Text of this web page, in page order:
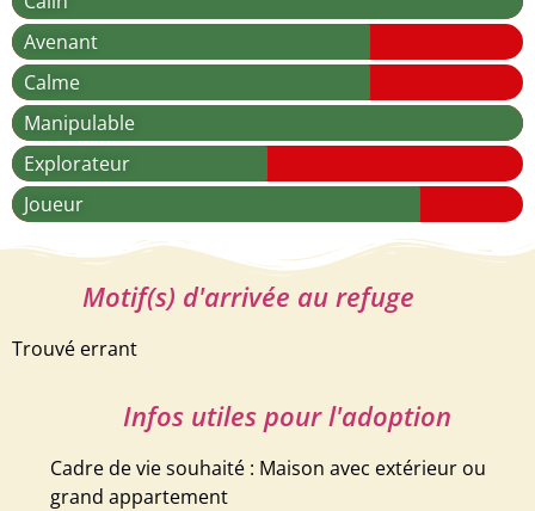
Avenant
Calme
Manipulable
Explorateur
Joueur
Motif(s) d'arrivée au refuge
Trouvé errant
Infos utiles pour l'adoption
Cadre de vie souhaité : Maison avec extérieur ou
grand appartement